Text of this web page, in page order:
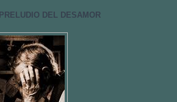
PRELUDIO DEL DESAMOR